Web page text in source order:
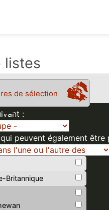
listes
de sélection
:
peuvent également
Britannique